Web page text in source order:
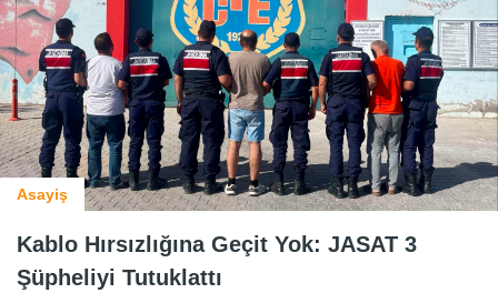
Asayiş
Kablo Hırsızlığına Geçit Yok: JASAT 3
Şüpheliyi Tutuklattı